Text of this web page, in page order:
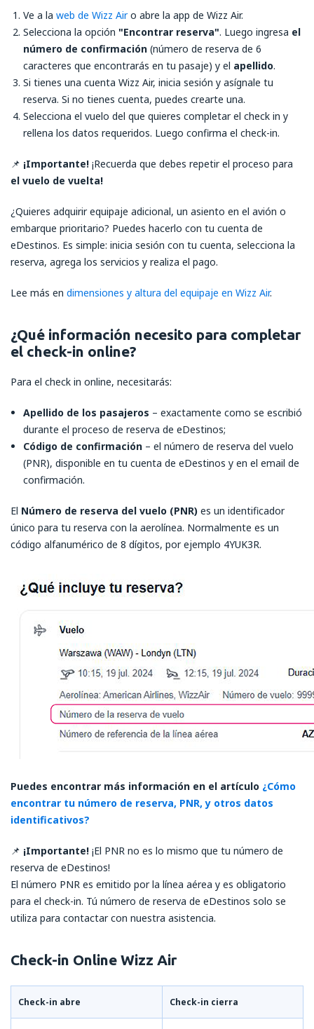
Ve a la web de Wizz Airo abre la app de Wizz Air.
Selecciona la opción "Encontrar reserva". Luego ingresa el
número de confirmación (número de reserva de 6
caracteres que encontrarás en tu pasaje) y el apellido.
Si tienes una cuenta Wizz Air, inicia sesión y asígnale tu
reserva. Si no tienes cuenta, puedes crearte una.
Selecciona el vuelo del que quieres completar el check in y
rellena los datos requeridos. Luego confirma el check-in.
📌 ¡Importante! ¡Recuerda que debes repetir el proceso para
el vuelo de vuelta!
¿Quieres adquirir equipaje adicional, un asiento en el avión o
embarque prioritario? Puedes hacerlo con tu cuenta de
eDestinos. Es simple: inicia sesión con tu cuenta, selecciona la
reserva, agrega los servicios y realiza el pago.
Lee más en dimensiones y altura del equipaje en Wizz Air.
¿Qué información necesito para completar
el check-in online?
Para el check in online, necesitarás:
Apellido de los pasajeros – exactamente como se escribió
durante el proceso de reserva de eDestinos;
Código de confirmación – el número de reserva del vuelo
(PNR), disponible en tu cuenta de eDestinos y en el email de
confirmación.
El Número de reserva del vuelo (PNR) es un identificador
único para tu reserva con la aerolínea. Normalmente es un
código alfanumérico de 8 dígitos, por ejemplo 4YUK3R.
Puedes encontrar más información en el artículo ¿Cómo
encontrar tu número de reserva, PNR, y otros datos
identificativos?
📌 ¡Importante! ¡El PNR no es lo mismo que tu número de
reserva de eDestinos!
El número PNR es emitido por la línea aérea y es obligatorio
para el check-in. Tú número de reserva de eDestinos solo se
utiliza para contactar con nuestra asistencia.
Check-in Online Wizz Air
Check-in abre Check-in cierra